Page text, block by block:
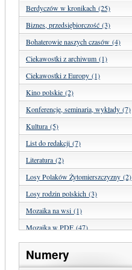
Berdyczów w kronikach (25)
Biznes, przedsiębiorczość (3)
Bohaterowie naszych czasów (4)
Ciekawostki z archiwum (1)
Ciekawostki z Europy (1)
Kino polskie (2)
Konferencje, seminaria, wykłady (7)
Kultura (5)
List do redakcji (7)
Literatura (2)
Losy Polaków Żytomierszczyzny (2)
Losy rodzin polskich (3)
Mozaika na wsi (1)
Mozaika w PDF (47)
Nasza historia (24)
Nasze święta (15)
Numery